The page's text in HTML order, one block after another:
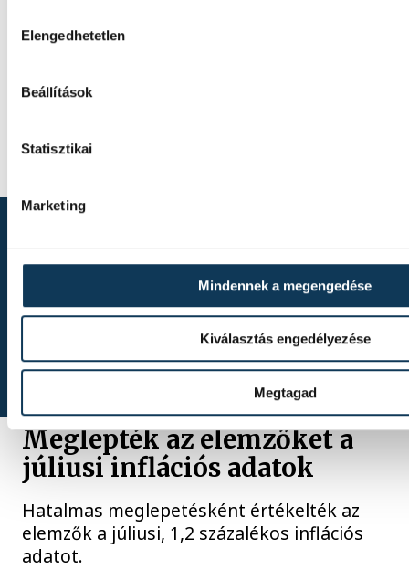
Elengedhetetlen
Beállítások
Statisztikai
Marketing
Mindennek a megengedése
Kiválasztás engedélyezése
Megtagad
negyeddöntőben
A magyar női ifjúsági kézilabda-válogatott
TOVÁBBI CIKKEK
Meglepték az elemzőket a
júliusi inflációs adatok
Hatalmas meglepetésként értékelték az
elemzők a júliusi, 1,2 százalékos inflációs
adatot.